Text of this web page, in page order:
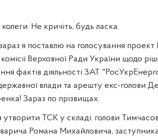
Не кричіть, будь ласка.
я поставлю на голосування
Верховної Ради України щодо
фактів діяльності ЗАТ
влади та арешту екс-голови
Зараз по прізвищах.
ТСК у складі: голови
Романа Михайловича,